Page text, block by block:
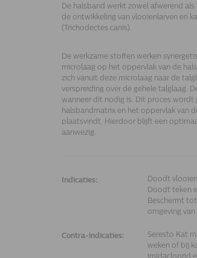
De halsband werkt zowel afwerend
de ontwikkeling van vlooienlarven en
(Trichodectes canis).
De werkzame stoffen werken
microlaag op het oppervlak van de
zich vanuit deze microlaag naar de
verspreiding over de gehele talglaag.
wanneer dit nodig is. Dit proces wordt
halsbandmatrix en het oppervlak van
plaatsvindt. Hierdoor blijft een
aanwezig.
Indicaties:
Doodt
Doodt teken
Beschermt
omgeving
Contra-indicaties:
Seresto Kat
weken of bij
imidacloprid